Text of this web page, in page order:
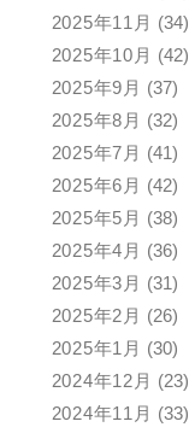
2025年11月 (34)
2025年10月 (42)
2025年9月 (37)
2025年8月 (32)
2025年7月 (41)
2025年6月 (42)
2025年5月 (38)
2025年4月 (36)
2025年3月 (31)
2025年2月 (26)
2025年1月 (30)
2024年12月 (23)
2024年11月 (33)